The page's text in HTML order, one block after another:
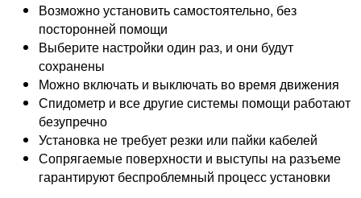
Возможно установить самостоятельно, без
посторонней помощи
Выберите настройки один раз, и они будут
сохранены
Можно включать и выключать во время движения
Спидометр и все другие системы помощи работают
безупречно
Установка не требует резки или пайки кабелей
Сопрягаемые поверхности и выступы на разъеме
гарантируют беспроблемный процесс установки